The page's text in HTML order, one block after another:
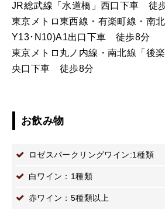
JR総武線「水道橋」西口下車 徒
東京メトロ東西線・有楽町線・南
Y13･N10)A1出口下車 徒歩8分
東京メトロ丸ノ内線・南北線「後
央口下車 徒歩8分
お飲み物
ロゼスパークリングワイン:1種類
白ワイン：1種類
赤ワイン：5種類以上